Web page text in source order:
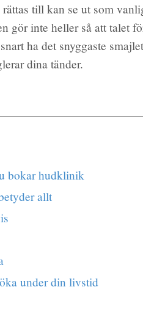
till kan se ut som
gör inte heller så att talet
ha det snyggaste
dina tänder.
bokar hudklinik
allt
under din livstid